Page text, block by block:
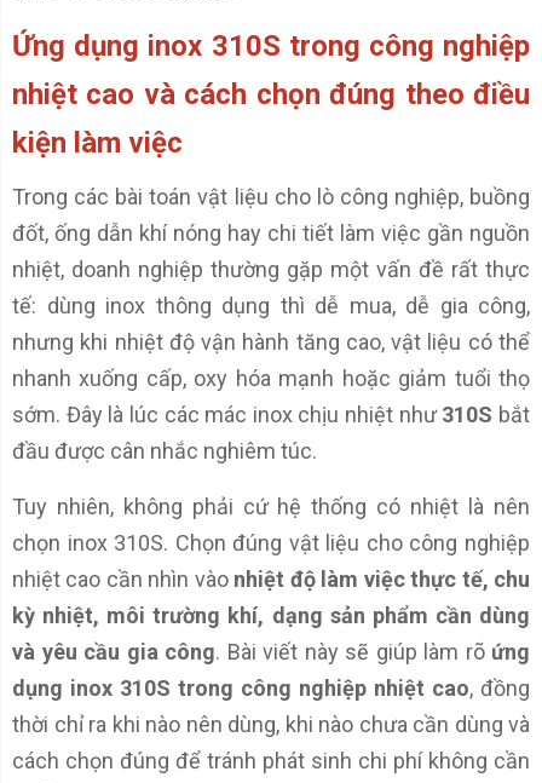
Ứng dụng inox 310S trong công nghiệp
nhiệt cao và cách chọn đúng theo điều
kiện làm việc
Trong các bài toán vật liệu cho lò công nghiệp, buồng
đốt, ống dẫn khí nóng hay chi tiết làm việc gần nguồn
nhiệt, doanh nghiệp thường gặp một vấn đề rất thực
tế: dùng inox thông dụng thì dễ mua, dễ gia công,
nhưng khi nhiệt độ vận hành tăng cao, vật liệu có thể
nhanh xuống cấp, oxy hóa mạnh hoặc giảm tuổi thọ
sớm. Đây là lúc các mác inox chịu nhiệt như310S bắt
đầu được cân nhắc nghiêm túc.
Tuy nhiên, không phải cứ hệ thống có nhiệt là nên
chọn inox 310S. Chọn đúng vật liệu cho công nghiệp
nhiệt cao cần nhìn vào nhiệt độ làm việc thực tế, chu
kỳ nhiệt, môi trường khí, dạng sản phẩm cần dùng
và yêu cầu gia công. Bài viết này sẽ giúp làm rõ ứng
dụng inox 310S trong công nghiệp nhiệt cao, đồng
thời chỉ ra khi nào nên dùng, khi nào chưa cần dùng và
cách chọn đúng để tránh phát sinh chi phí không cần